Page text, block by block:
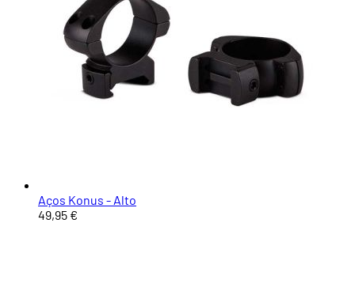
Aços Konus - Alto
49,95 €